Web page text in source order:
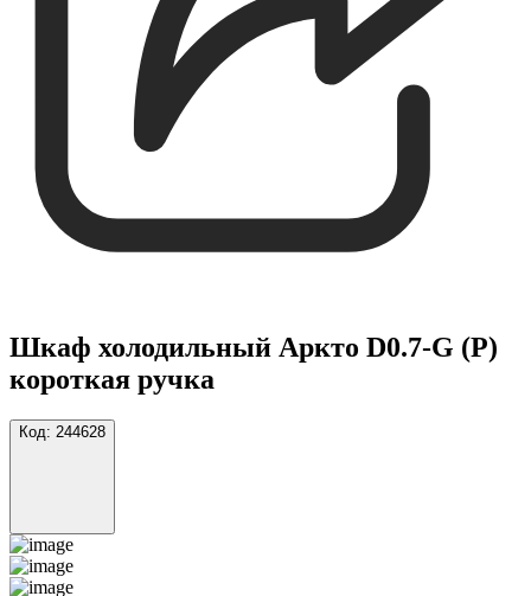
Шкаф холодильный Аркто D0.7-G (P)
короткая ручка
Код: 244628